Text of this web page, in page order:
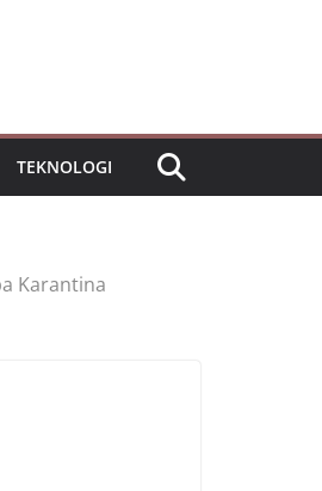
TEKNOLOGI
Karantina